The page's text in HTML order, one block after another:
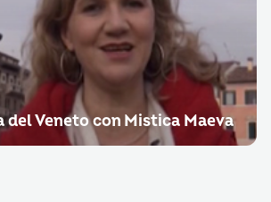
Veneto con Mistica Maeva